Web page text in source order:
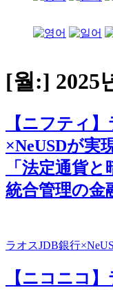
[월:] 2025
【ニフティ
×NeUSDが実
「法定通貨と
統合管理の金
ラオスJDB銀行
【ニコニコ